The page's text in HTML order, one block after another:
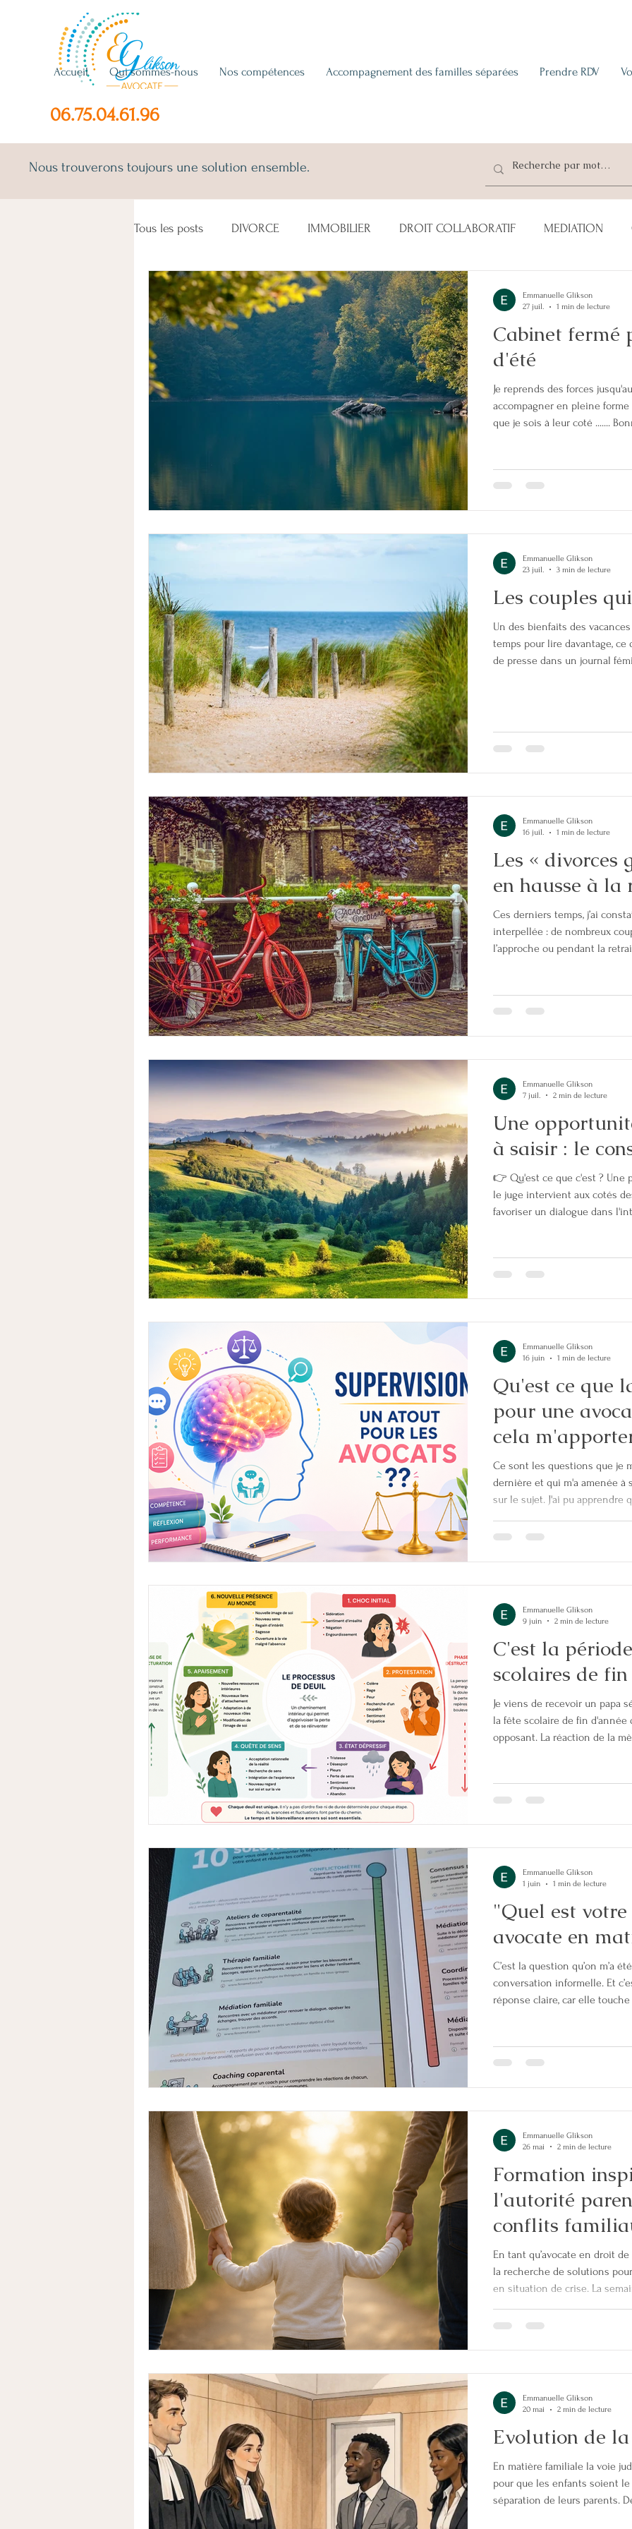
06.75.04.61.96
Accueil Qui sommes-nous Nos compétences Accompagnement des familles séparées Prendre RDV
Nous trouverons toujours une solution ensemble.
Tous les posts DIVORCE IMMOBILIER DROIT COLLABORATIF MEDIATION
SEPARATION COPROPRIETE ENFANT(S) CONCUBINS
SUCCESSION DONATION PENSION ALIMENTAIRE CHEF D'ENTREPRISE
ENERGIE INVESTISSEMENT FINANCES JUSTICE COORDINATION
COACHING COPARENTAL SANTE MENTALE
MESURES DE PROTECTION COORDINATION PARENTALE
Cabinet fermé
d'été
Je reprends des forces
accompagner en pleine
que je sois à leur coté .......
Emmanuelle Glikson
27 juil.
1 min de lecture
Les couples
Un des bienfaits des
temps pour lire davantage,
de presse dans un journal
bénéficier : - « ce n'est pas
Emmanuelle Glikson
23 juil.
3 min de lecture
Les « divorces
en hausse à la
Ces derniers temps, j’ai
interpellée : de nombreux
l’approche ou pendant la
50 ans et plus a doublé,
telle augmentation ?D’après
plusieurs facteurs expliquent
Emmanuelle Glikson
16 juil.
1 min de lecture
Une
à saisir : le
👉 Qu'est ce que c'est ? Une
le juge intervient aux cotés
favoriser un dialogue dans
tranchera dans le cadre
au moyen d'une passerelle
d'audience rapide. 👉 Déjà
Emmanuelle Glikson
7 juil.
2 min de lecture
Qu'est ce que
pour une avocate ? Est
cela
chose de
Ce sont les questions que je
dernière et qui m'a amenée
sur le sujet. J'ai pu apprendre
les enjeux inconscients des
avocate augmentée en me
Emmanuelle Glikson
16 juin
1 min de lecture
C'est la
scolaires de
Je viens de recevoir un papa
la fête scolaire de fin d'année
opposant. La réaction de la
qu'il y a plusieurs phases à
choc et le déni - la colère et
l'état antérieur - la tristesse
Emmanuelle Glikson
9 juin
2 min de lecture
"Quel est
avocate en
C’est la question qu’on m’a
conversation informelle. Et
réponse claire, car elle
préservant l’équilibre de
conflit intense : chaque
"conflictomètre" : un outil
Emmanuelle Glikson
1 juin
1 min de lecture
Formation
l'autorité
conflits
En tant qu’avocate en droit
la recherche de solutions
en situation de crise. La
Barreau de Paris, sur le
lumière les outils existants
Emmanuelle Glikson
26 mai
2 min de lecture
Evolution de
En matière familiale la voie
pour que les enfants soient
séparation de leurs parents.
Emmanuelle Glikson
20 mai
2 min de lecture